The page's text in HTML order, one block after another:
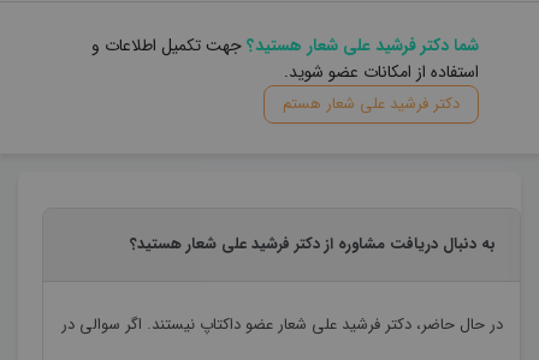
شما دکتر فرشید علی شعار هستید؟جهت تکمیل اطلاعات و
استفاده از امکانات عضو شوید.
دکتر فرشید علی شعار هستم
به دنبال دریافت مشاوره از دکتر فرشید علی شعار هستید؟
در حال حاضر،دکتر فرشید علی شعارعضو داکتاپ نیستند. اگر سوالی در